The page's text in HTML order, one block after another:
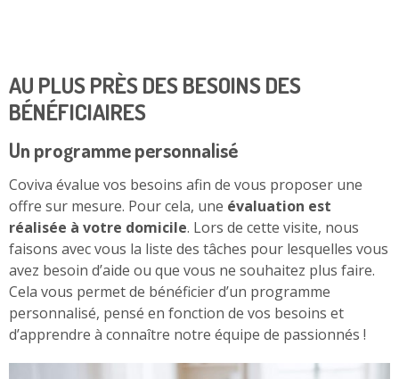
AU PLUS PRÈS DES BESOINS DES
BÉNÉFICIAIRES
Un programme personnalisé
Coviva évalue vos besoins afin de vous proposer une
offre sur mesure. Pour cela, une évaluation est
réalisée à votre domicile. Lors de cette visite, nous
faisons avec vous la liste des tâches pour lesquelles vous
avez besoin d’aide ou que vous ne souhaitez plus faire.
Cela vous permet de bénéficier d’un programme
personnalisé, pensé en fonction de vos besoins et
d’apprendre à connaître notre équipe de passionnés !